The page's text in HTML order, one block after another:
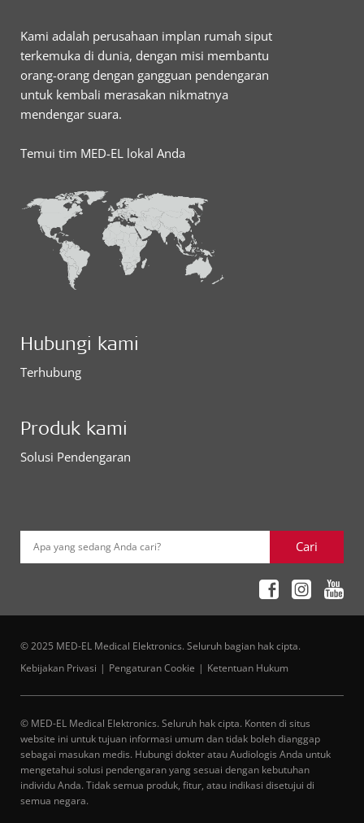
Kami adalah perusahaan implan rumah siput
terkemuka di dunia, dengan misi membantu
orang-orang dengan gangguan pendengaran
untuk kembali merasakan nikmatnya
mendengar suara.
Temui tim MED-EL lokal Anda
Hubungi kami
Terhubung
Produk kami
Solusi Pendengaran
Apa yang sedang Anda cari? Cari
© 2025 MED-EL Medical Elektronics. Seluruh bagian hak cipta.
Kebijakan Privasi
Pengaturan Cookie Ketentuan Hukum
© MED-EL Medical Elektronics. Seluruh hak cipta. Konten di situs
website ini untuk tujuan informasi umum dan tidak boleh dianggap
sebagai masukan medis. Hubungi dokter atau Audiologis Anda untuk
mengetahui solusi pendengaran yang sesuai dengan kebutuhan
individu Anda. Tidak semua produk, fitur, atau indikasi disetujui di
semua negara.